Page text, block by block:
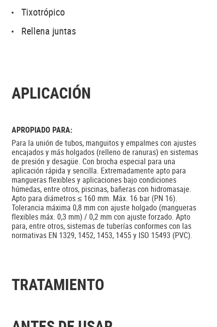
Tixotrópico
Rellena juntas
APLICACIÓN
APROPIADO PARA:
Para la unión de tubos, manguitos y empalmes con ajustes
encajados y más holgados (relleno de ranuras) en sistemas
de presión y desagüe. Con brocha especial para una
aplicación rápida y sencilla. Extremadamente apto para
mangueras flexibles y aplicaciones bajo condiciones
húmedas, entre otros, piscinas, bañeras con hidromasaje.
Apto para diámetros ≤ 160 mm. Máx. 16 bar (PN 16).
Tolerancia máxima 0,8 mm con ajuste holgado (mangueras
flexibles máx. 0,3 mm) / 0,2 mm con ajuste forzado. Apto
para, entre otros, sistemas de tuberías conformes con las
normativas EN 1329, 1452, 1453, 1455 y ISO 15493 (PVC).
TRATAMIENTO